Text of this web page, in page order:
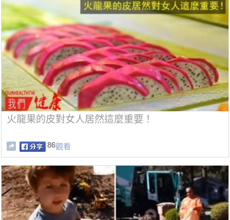
火龍果的皮對女人居然這麼重要！
86觀看